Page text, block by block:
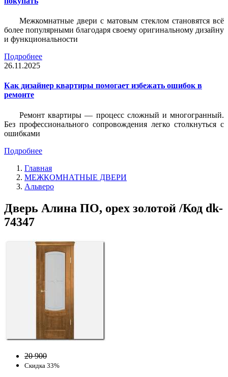
Межкомнатные двери с матовым стеклом становятся всё
более популярными благодаря своему оригинальному дизайну
и функциональности
Подробнее
26.11.2025
Как дизайнер квартиры помогает избежать ошибок в
ремонте
Ремонт квартиры — процесс сложный и многогранный.
Без профессионального сопровождения легко столкнуться с
ошибками
Подробнее
Главная
МЕЖКОМНАТНЫЕ ДВЕРИ
Альверо
Дверь Алина ПО, орех золотой /Код dk-
74347
20 900
Скидка 33%